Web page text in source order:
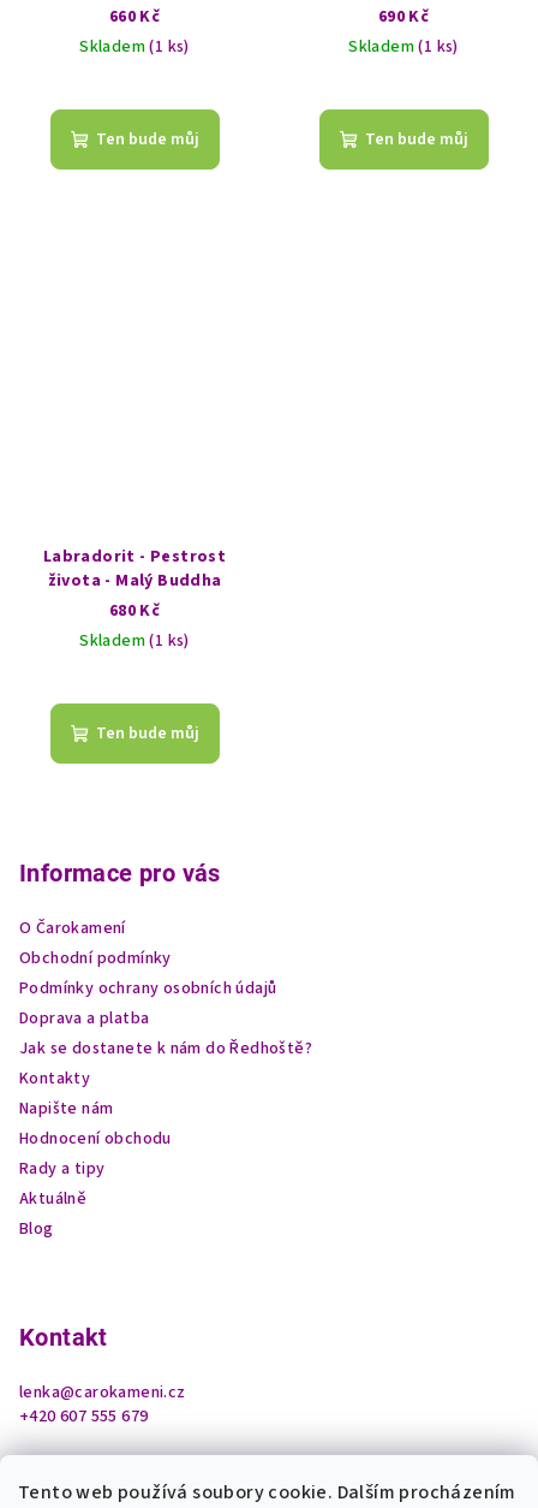
Tento web používá soubory cookie. Dalším procházením
660 Kč
Skladem(1 ks)
Ten bude můj
690 Kč
Skladem(1 ks)
Ten bude můj
Labradorit - Pestrost
života - Malý Buddha
680 Kč
Skladem(1 ks)
Ten bude můj
Informace pro vás
O Čarokamení
Obchodní podmínky
Podmínky ochrany osobních údajů
Doprava a platba
Jak se dostanete k nám do Ředhoště?
Kontakty
Napište nám
Hodnocení obchodu
Rady a tipy
Aktuálně
Blog
Kontakt
lenka@carokameni.cz
+420 607 555 679